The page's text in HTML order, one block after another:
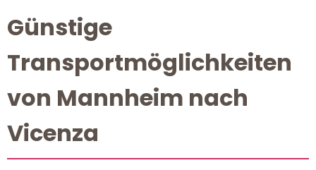
Günstige
Transportmöglichkeiten
von Mannheim nach
Vicenza